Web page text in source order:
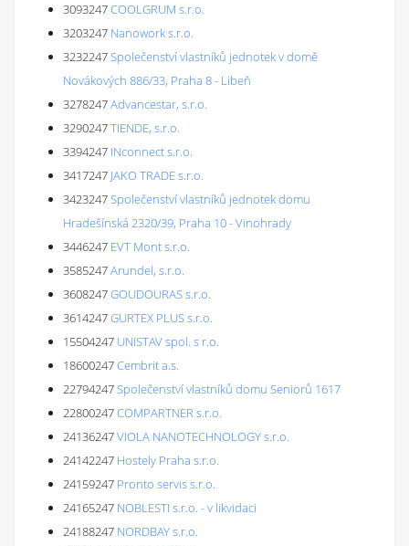
3093247COOLGRUM s.r.o.
3203247 Nanowork s.r.o.
3232247Společenství vlastníků jednotek v domě
Novákových 886/33, Praha 8 - Libeň
3278247Advancestar, s.r.o.
3290247TIENDE, s.r.o.
3394247 INconnect s.r.o.
3417247 JAKO TRADE s.r.o.
3423247Společenství vlastníků jednotek domu
Hradešínská 2320/39, Praha 10 - Vinohrady
3446247 EVT Mont s.r.o.
3585247Arundel, s.r.o.
3608247GOUDOURAS s.r.o.
3614247GURTEX PLUS s.r.o.
15504247 UNISTAV spol. s r.o.
18600247Cembrit a.s.
22794247Společenství vlastníků domu Seniorů 1617
22800247COMPARTNER s.r.o.
24136247VIOLA NANOTECHNOLOGY s.r.o.
24142247 Hostely Praha s.r.o.
24159247 Pronto servis s.r.o.
24165247 NOBLESTI s.r.o. - v likvidaci
24188247 NORDBAY s.r.o.